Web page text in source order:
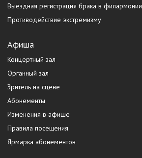
Выездная регистрация брака в филармонии
Противодействие экстремизму
Афиша
Концертный зал
Органный зал
Зритель на сцене
Абонементы
Изменения в афише
Правила посещения
Ярмарка абонементов